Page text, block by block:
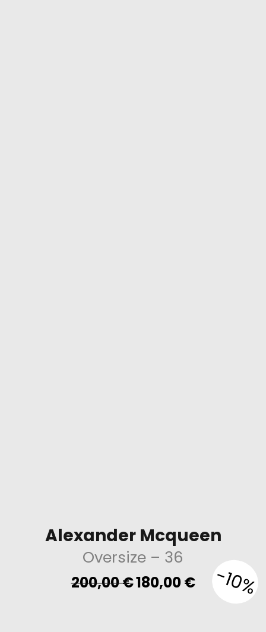
Alexander Mcqueen
Oversize – 36
200,00€ Original
price
180,00€Current-10%